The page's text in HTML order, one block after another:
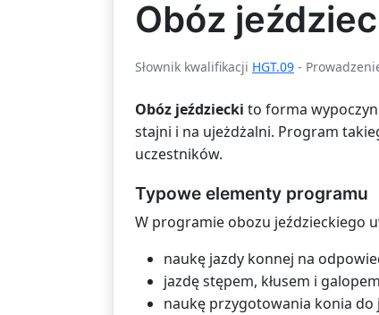
Obóz
Słownik kwalifikacji HGT.09 -
Obóz jeździecki to forma
stajni i na ujeżdżalni. Program
uczestników.
Typowe elementy programu
W programie obozu jeździeckiego
naukę jazdy konnej na
jazdę stępem, kłusem i
naukę przygotowania konia do